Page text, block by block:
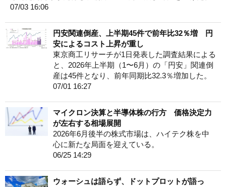
07/03 16:06
円安関連倒産、上半期45件で前年比32％増 円
安によるコスト上昇が重し
東京商工リサーチが1日発表した調査結果による
と、2026年上半期（1〜6月）の「円安」関連倒
産は45件となり、前年同期比32.3％増加した。
07/01 16:27
マイクロン決算と半導体株の行方 価格決定力
が左右する相場展開
2026年6月後半の株式市場は、ハイテク株を中
心に新たな局面を迎えている。
06/25 14:29
ウォーシュは語らず、ドットプロットが語っ